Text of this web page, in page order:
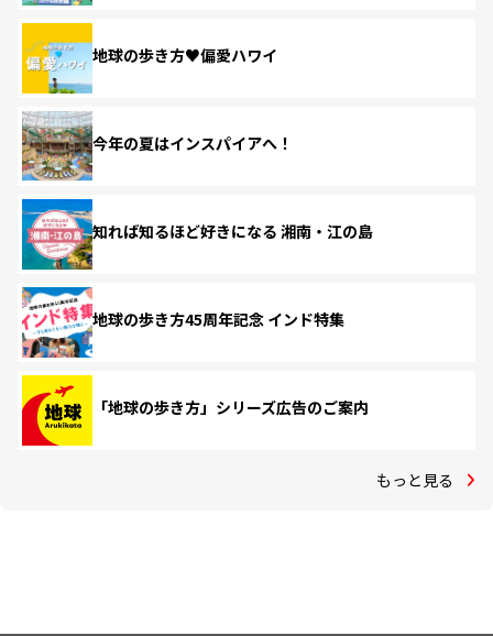
地球の歩き方♥偏愛ハワイ
今年の夏はインスパイアへ！
知れば知るほど好きになる 湘南・江の島
地球の歩き方45周年記念 インド特集
「地球の歩き方」シリーズ広告のご案内
もっと見る